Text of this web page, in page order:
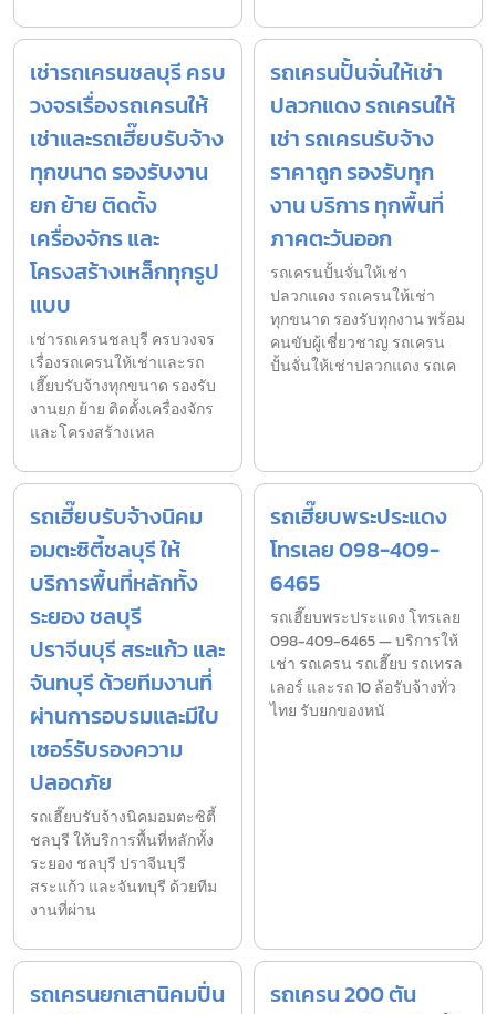
เช่ารถเครนชลบุรี ครบ
วงจรเรื่องรถเครนให้
เช่าและรถเฮี๊ยบรับจ้าง
ทุกขนาด รองรับงาน
ยก ย้าย ติดตั้ง
เครื่องจักร และ
โครงสร้างเหล็กทุกรูป
แบบ
เช่ารถเครนชลบุรี ครบวงจร
เรื่องรถเครนให้เช่าและรถ
เฮี๊ยบรับจ้างทุกขนาด รองรับ
งานยก ย้าย ติดตั้งเครื่องจักร
และโครงสร้างเหล
รถเครนปั้นจั่นให้เช่า
ปลวกแดง รถเครนให้
เช่า รถเครนรับจ้าง
ราคาถูก รองรับทุก
งาน บริการ ทุกพื้นที่
ภาคตะวันออก
รถเครนปั้นจั่นให้เช่า
ปลวกแดง รถเครนให้เช่า
ทุกขนาด รองรับทุกงาน พร้อม
คนขับผู้เชี่ยวชาญ รถเครน
ปั้นจั่นให้เช่าปลวกแดง รถเค
รถเฮี๊ยบรับจ้างนิคม
อมตะซิตี้ชลบุรี ให้
บริการพื้นที่หลักทั้ง
ระยอง ชลบุรี
ปราจีนบุรี สระแก้ว และ
จันทบุรี ด้วยทีมงานที่
ผ่านการอบรมและมีใบ
เซอร์รับรองความ
ปลอดภัย
รถเฮี๊ยบรับจ้างนิคมอมตะซิตี้
ชลบุรี ให้บริการพื้นที่หลักทั้ง
ระยอง ชลบุรี ปราจีนบุรี
สระแก้ว และจันทบุรี ด้วยทีม
งานที่ผ่าน
รถเฮี๊ยบพระประแดง
โทรเลย 098-409-
6465
รถเฮี๊ยบพระประแดง โทรเลย
098-409-6465 — บริการให้
เช่า รถเครน รถเฮี๊ยบ รถเทรล
เลอร์ และรถ 10 ล้อรับจ้างทั่ว
ไทย รับยกของหนั
รถเครนยกเสานิคมปิ่น
รถเครน 200 ตัน